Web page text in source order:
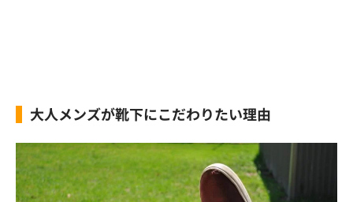
大人メンズが靴下にこだわりたい理由